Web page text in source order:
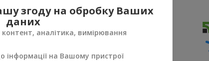
згоду на обробку Ваших
даних
аналітика, вимірювання
інформації на Вашому пристрої